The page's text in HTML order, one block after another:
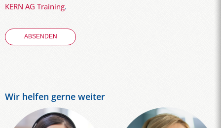
KERN AG Training.
Wir helfen gerne weiter